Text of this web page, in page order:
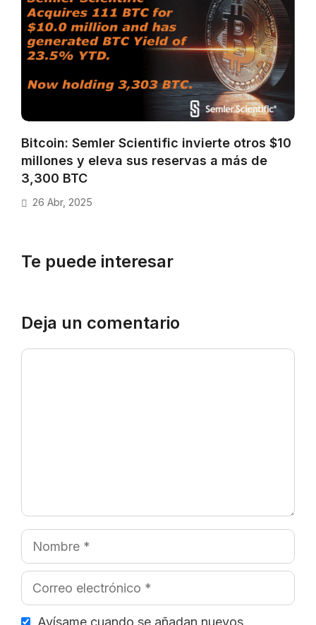
Bitcoin: Semler Scientific invierte otros $10
millones y eleva sus reservas a más de
3,300 BTC
26 Abr, 2025
Te puede interesar
Deja un comentario
Comentario
Nombre
Correo
electrónico
Avísame cuando se añadan nuevos